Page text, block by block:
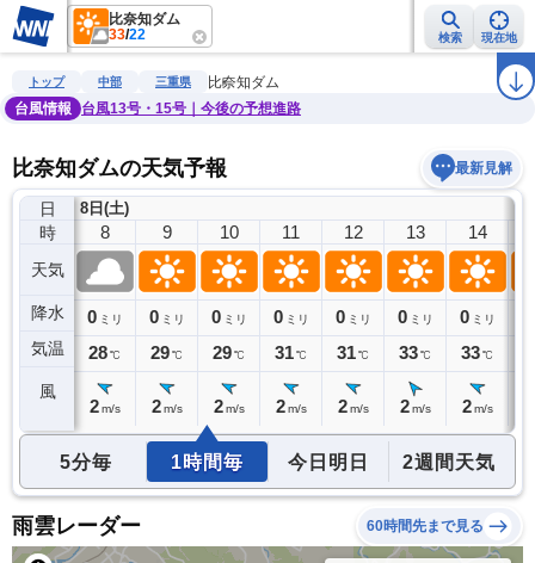
比奈知ダム
33/22 検索 現在地
雨雲レーダー 台風情報 地震情報 ラ
トップ 中部 三重県
比奈知ダム
台風情報
台風13号・15号｜今後の予想進路
比奈知ダムの天気予報 最新見解
日
時
天気
降水
気温
風
8日(土)
7
0ミリ
26℃
8
0 ミリ
28℃
2 m/s
9
0 ミリ
29℃
2 m/s
10
0 ミリ
29℃
2 m/s
11
0 ミリ
31℃
2 m/s
12
0 ミリ
31℃
2 m/s
13
0 ミリ
33℃
2 m/s
14
0 ミリ
33℃
2 m/s
5分毎 1時間毎 今日明日 2週間天気
雨雲レーダー 60時間先まで見る